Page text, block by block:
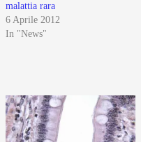
malattia rara
6 Aprile 2012
In "News"